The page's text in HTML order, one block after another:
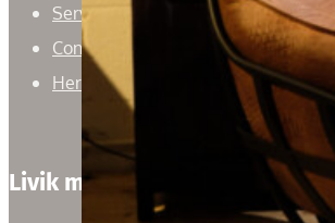
Service
Contact
Herroepingsrecht
Livik meubelen